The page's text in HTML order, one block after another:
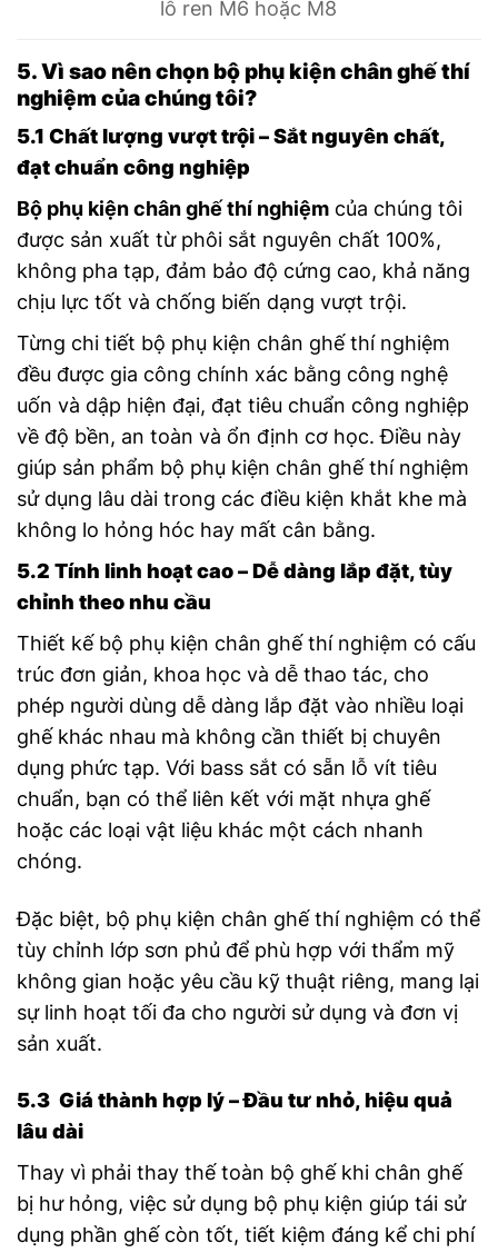
lỗ ren M6 hoặc M8
5. Vì sao nên chọn bộ phụ kiện chân ghế thí
nghiệm của chúng tôi?
5.1 Chất lượng vượt trội – Sắt nguyên chất,
đạt chuẩn công nghiệp
Bộ phụ kiện chân ghế thí nghiệm của chúng tôi
được sản xuất từ phôi sắt nguyên chất 100%,
không pha tạp, đảm bảo độ cứng cao, khả năng
chịu lực tốt và chống biến dạng vượt trội.
Từng chi tiết bộ phụ kiện chân ghế thí nghiệm
đều được gia công chính xác bằng công nghệ
uốn và dập hiện đại, đạt tiêu chuẩn công nghiệp
về độ bền, an toàn và ổn định cơ học. Điều này
giúp sản phẩm bộ phụ kiện chân ghế thí nghiệm
sử dụng lâu dài trong các điều kiện khắt khe mà
không lo hỏng hóc hay mất cân bằng.
5.2 Tính linh hoạt cao – Dễ dàng lắp đặt, tùy
chỉnh theo nhu cầu
Thiết kế bộ phụ kiện chân ghế thí nghiệm có cấu
trúc đơn giản, khoa học và dễ thao tác, cho
phép người dùng dễ dàng lắp đặt vào nhiều loại
ghế khác nhau mà không cần thiết bị chuyên
dụng phức tạp. Với bass sắt có sẵn lỗ vít tiêu
chuẩn, bạn có thể liên kết với mặt nhựa ghế
hoặc các loại vật liệu khác một cách nhanh
chóng.
Đặc biệt, bộ phụ kiện chân ghế thí nghiệm có thể
tùy chỉnh lớp sơn phủ để phù hợp với thẩm mỹ
không gian hoặc yêu cầu kỹ thuật riêng, mang lại
sự linh hoạt tối đa cho người sử dụng và đơn vị
sản xuất.
5.3 Giá thành hợp lý – Đầu tư nhỏ, hiệu quả
lâu dài
Thay vì phải thay thế toàn bộ ghế khi chân ghế
bị hư hỏng, việc sử dụng bộ phụ kiện giúp tái sử
dụng phần ghế còn tốt, tiết kiệm đáng kể chi phí